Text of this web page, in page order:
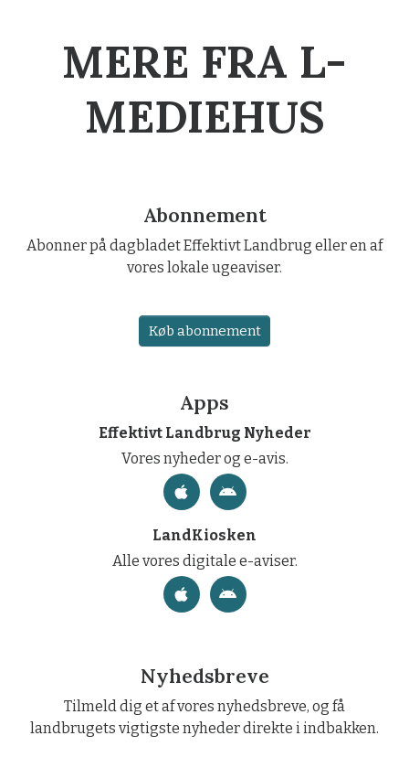
MERE FRA L-
MEDIEHUS
Abonnement
Abonner på dagbladet Effektivt Landbrug eller en af
vores lokale ugeaviser.
Køb abonnement
Apps
Effektivt Landbrug Nyheder
Vores nyheder og e-avis.
LandKiosken
Alle vores digitale e-aviser.
Nyhedsbreve
Tilmeld dig et af vores nyhedsbreve, og få
landbrugets vigtigste nyheder direkte i indbakken.